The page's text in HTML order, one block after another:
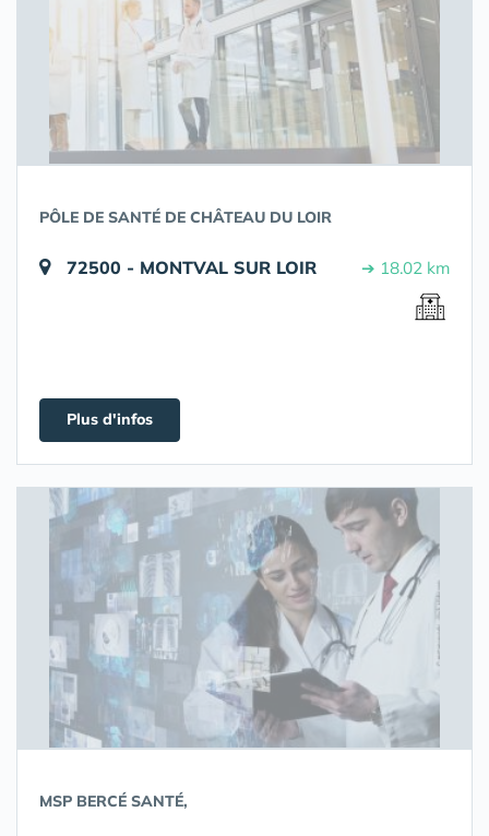
PÔLE DE SANTÉ DE CHÂTEAU DU LOIR
72500 - MONTVAL SUR LOIR ➔ 18.02 km
Plus d'infos
MSP BERCÉ SANTÉ,